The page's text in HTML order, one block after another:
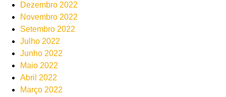
Dezembro 2022
Novembro 2022
Setembro 2022
Julho 2022
Junho 2022
Maio 2022
Abril 2022
Março 2022